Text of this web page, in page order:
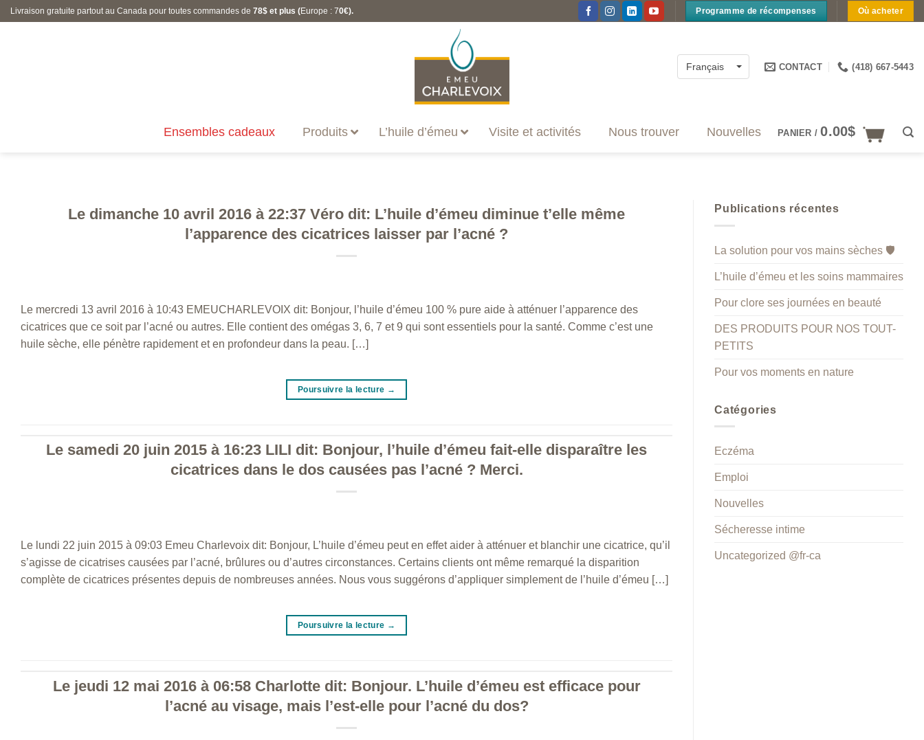
Skip
to
Livraison gratuite partout au Canada pour toutes commandes de 78$ et plus (Europe : 70€). Programme de récompenses Où acheter
Français CONTACT (418) 667-5443
Ensembles cadeaux Produits L’huile d’émeu Visite et activités Nous trouver Nouvelles PANIER /0.00$
Le dimanche 10 avril 2016 à 22:37 Véro dit: L’huile d’émeu diminue t’elle même
l’apparence des cicatrices laisser par l’acné ?
Le mercredi 13 avril 2016 à 10:43 EMEUCHARLEVOIX dit: Bonjour, l’huile d’émeu 100 % pure aide à atténuer l’apparence des
cicatrices que ce soit par l’acné ou autres. Elle contient des omégas 3, 6, 7 et 9 qui sont essentiels pour la santé. Comme c’est une
huile sèche, elle pénètre rapidement et en profondeur dans la peau. […]
Poursuivre la lecture →
Le samedi 20 juin 2015 à 16:23 LILI dit: Bonjour, l’huile d’émeu fait-elle disparaître les
cicatrices dans le dos causées pas l’acné ? Merci.
Le lundi 22 juin 2015 à 09:03 Emeu Charlevoix dit: Bonjour, L’huile d’émeu peut en effet aider à atténuer et blanchir une cicatrice, qu’il
s’agisse de cicatrises causées par l’acné, brûlures ou d’autres circonstances. Certains clients ont même remarqué la disparition
complète de cicatrices présentes depuis de nombreuses années. Nous vous suggérons d’appliquer simplement de l’huile d’émeu […]
Poursuivre la lecture →
Le jeudi 12 mai 2016 à 06:58 Charlotte dit: Bonjour. L’huile d’émeu est efficace pour
l’acné au visage, mais l’est-elle pour l’acné du dos?
Publications récentes
La solution pour vos mains sèches 🛡️
L’huile d’émeu et les soins mammaires
Pour clore ses journées en beauté
DES PRODUITS POUR NOS TOUT-
PETITS
Pour vos moments en nature
Catégories
Eczéma
Emploi
Nouvelles
Sécheresse intime
Uncategorized @fr-ca